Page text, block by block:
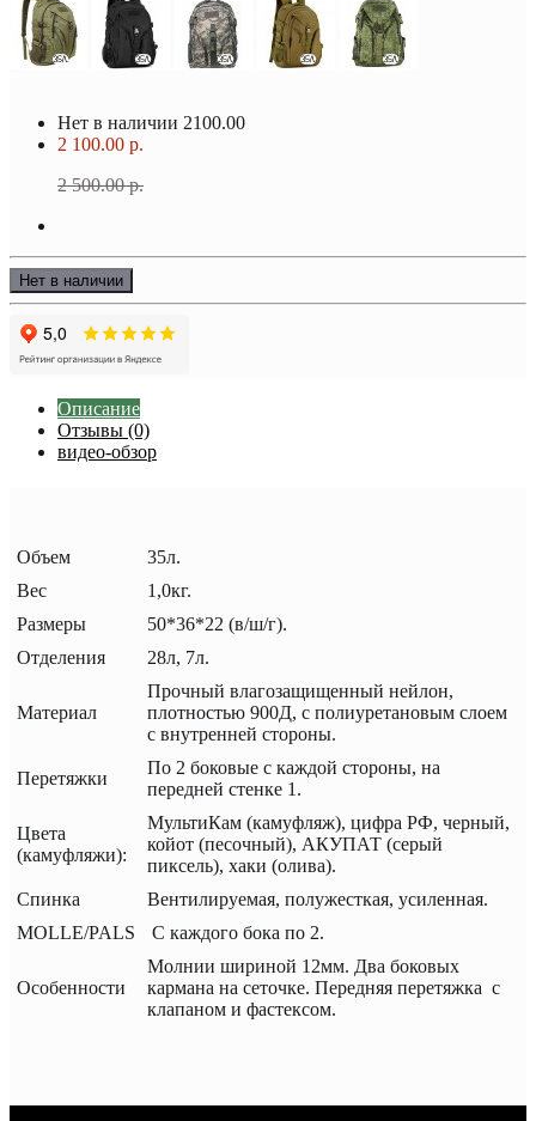
Нет в наличии 2100.00
2 100.00 р.
2 500.00 р.
Нет в наличии
Описание
Отзывы (0)
видео-обзор
Объем
35л.
Вес
1,0кг.
Размеры
50*36*22 (в/ш/г).
Отделения
28л, 7л.
Материал
Прочный влагозащищенный нейлон,
плотностью 900Д, с полиуретановым слоем
с внутренней стороны.
Перетяжки
По 2 боковые с каждой стороны, на
передней стенке 1.
Цвета
(камуфляжи):
МультиКам (камуфляж), цифра РФ, черный,
койот (песочный), АКУПАТ (серый
пиксель), хаки (олива).
Спинка
Вентилируемая, полужесткая, усиленная.
MOLLE/PALS
С каждого бока по 2.
Особенности
Молнии шириной 12мм. Два боковых
кармана на сеточке. Передняя перетяжка с
клапаном и фастексом.